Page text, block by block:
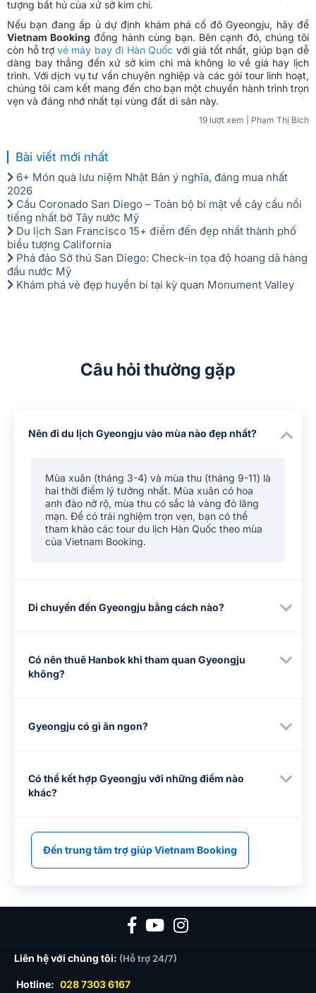
tượng bất hủ của xứ sở kim chi.
Nếu bạn đang ấp ủ dự định khám phá cố đô Gyeongju, hãy để
Vietnam Booking đồng hành cùng bạn. Bên cạnh đó, chúng tôi
còn hỗ trợ vé máy bay đi Hàn Quốc với giá tốt nhất, giúp bạn dễ
dàng bay thẳng đến xứ sở kim chi mà không lo về giá hay lịch
trình. Với dịch vụ tư vấn chuyên nghiệp và các gói tour linh hoạt,
chúng tôi cam kết mang đến cho bạn một chuyến hành trình trọn
vẹn và đáng nhớ nhất tại vùng đất di sản này.
19 lượt xem | Phạm Thị Bích
Bài viết mới nhất
6+ Món quà lưu niệm Nhật Bản ý nghĩa, đáng mua nhất
2026
Cầu Coronado San Diego – Toàn bộ bí mật về cây cầu nổi
tiếng nhất bờ Tây nước Mỹ
Du lịch San Francisco 15+ điểm đến đẹp nhất thành phố
biểu tượng California
Phá đảo Sở thú San Diego: Check-in tọa độ hoang dã hàng
đầu nước Mỹ
Khám phá vẻ đẹp huyền bí tại kỳ quan Monument Valley
Câu hỏi thường gặp
Nên đi du lịch Gyeongju vào mùa nào đẹp nhất?
Mùa xuân (tháng 3-4) và mùa thu (tháng 9-11) là
hai thời điểm lý tưởng nhất. Mùa xuân có hoa
anh đào nở rộ, mùa thu có sắc lá vàng đỏ lãng
mạn. Để có trải nghiệm trọn vẹn, bạn có thể
tham khảo các tour du lịch Hàn Quốc theo mùa
của Vietnam Booking.
Di chuyển đến Gyeongju bằng cách nào?
Có nên thuê Hanbok khi tham quan Gyeongju
không?
Gyeongju có gì ăn ngon?
Có thể kết hợp Gyeongju với những điểm nào
khác?
Đến trung tâm trợ giúp Vietnam Booking
Liên hệ với chúng tôi: (Hỗ trợ 24/7)
Hotline: 028 7303 6167